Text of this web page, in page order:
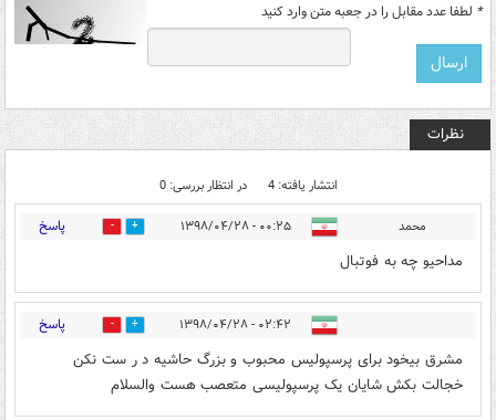
* لطفا عدد مقابل را در جعبه متن وارد کنید
نظرات
انتشار یافته: 4 در انتظار بررسی: 0
محمد ۰۰:۲۵ - ۱۳۹۸/۰۴/۲۸ 7 پاسخ
مداحیو چه به فوتبال
۰۲:۴۲ - ۱۳۹۸/۰۴/۲۸ 4 پاسخ
مشرق بیخود برای پرسپولیس محبوب و بزرگ حاشیه د ر ست نکن
خجالت بکش شایان یک پرسپولیسی متعصب هست والسلام